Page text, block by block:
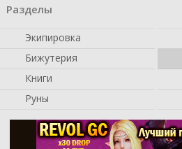
Разделы
Экипировка
Бижутерия
Книги
Руны